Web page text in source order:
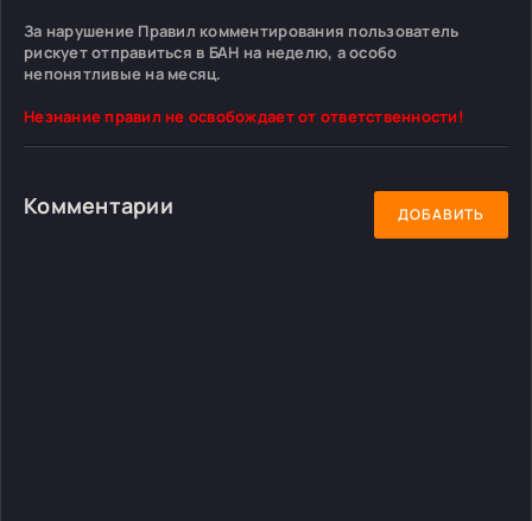
За нарушение Правил комментирования пользователь
рискует отправиться в БАН на неделю, а особо
непонятливые на месяц.
Незнание правил не освобождает от ответственности!
Комментарии ДОБАВИТЬ